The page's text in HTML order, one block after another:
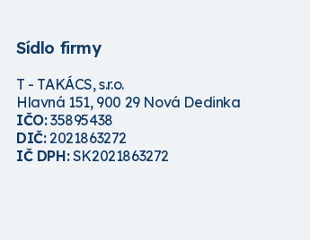
Sídlo firmy
T - TAKÁCS, s.r.o.
Hlavná 151, 900 29 Nová Dedinka
IČO:35895438
DIČ:2021863272
IČ DPH:SK2021863272